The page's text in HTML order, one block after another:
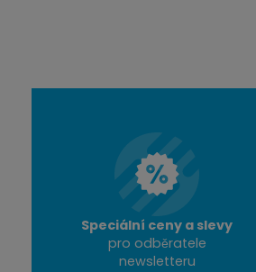
Speciální ceny a slevy
pro odběratele
newsletteru